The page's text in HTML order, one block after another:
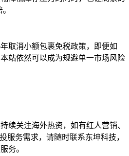
取消小额包裹免税政策，即便如
站依然可以成为规避单一市场风险
续关注海外热资，如有红人营销、
服务需求，请随时联系东坤科技，
务。